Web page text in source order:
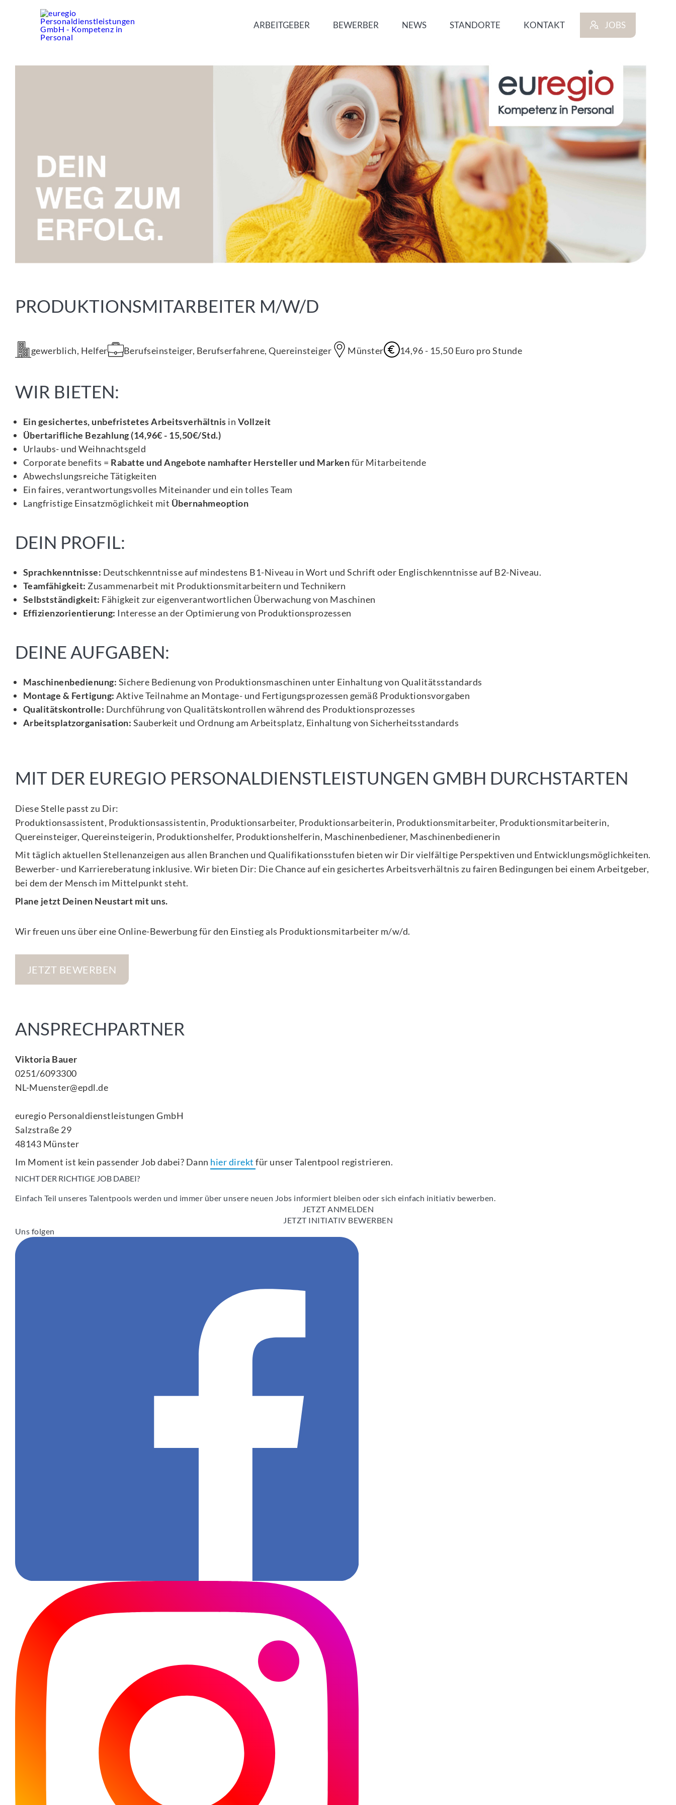
ARBEITGEBER BEWERBER NEWS STANDORTE KONTAKT JOBS
PRODUKTIONSMITARBEITER M/W/D
gewerblich, Helfer Berufseinsteiger, Berufserfahrene, Quereinsteiger Münster 14,96 - 15,50 Euro pro Stunde
WIR BIETEN:
Ein gesichertes, unbefristetes Arbeitsverhältnis in Vollzeit
Übertarifliche Bezahlung (14,96€ - 15,50€/Std.)
Urlaubs- und Weihnachtsgeld
Corporate benefits = Rabatte und Angebote namhafter Hersteller und Markenfür Mitarbeitende
Abwechslungsreiche Tätigkeiten
Ein faires, verantwortungsvolles Miteinander und ein tolles Team
Langfristige Einsatzmöglichkeit mit Übernahmeoption
DEIN PROFIL:
Sprachkenntnisse: Deutschkenntnisse auf mindestens B1-Niveau in Wort und Schrift oder Englischkenntnisse auf B2-Niveau.
Teamfähigkeit: Zusammenarbeit mit Produktionsmitarbeitern und Technikern
Selbstständigkeit: Fähigkeit zur eigenverantwortlichen Überwachung von Maschinen
Effizienzorientierung: Interesse an der Optimierung von Produktionsprozessen
DEINE AUFGABEN:
Maschinenbedienung: Sichere Bedienung von Produktionsmaschinen unter Einhaltung von Qualitätsstandards
Montage & Fertigung:Aktive Teilnahme an Montage- und Fertigungsprozessen gemäß Produktionsvorgaben
Qualitätskontrolle: Durchführung von Qualitätskontrollen während des Produktionsprozesses
Arbeitsplatzorganisation: Sauberkeit und Ordnung am Arbeitsplatz, Einhaltung von Sicherheitsstandards
MIT DER EUREGIO PERSONALDIENSTLEISTUNGEN GMBH DURCHSTARTEN
Diese Stelle passt zu Dir:
Produktionsassistent, Produktionsassistentin, Produktionsarbeiter, Produktionsarbeiterin, Produktionsmitarbeiter, Produktionsmitarbeiterin,
Quereinsteiger, Quereinsteigerin, Produktionshelfer, Produktionshelferin, Maschinenbediener, Maschinenbedienerin
Mit täglich aktuellen Stellenanzeigen aus allen Branchen und Qualifikationsstufen bieten wir Dir vielfältige Perspektiven und Entwicklungsmöglichkeiten.
Bewerber- und Karriereberatung inklusive. Wir bieten Dir: Die Chance auf ein gesichertes Arbeitsverhältnis zu fairen Bedingungen bei einem Arbeitgeber,
bei dem der Mensch im Mittelpunkt steht.
Plane jetzt Deinen Neustart mit uns.
Wir freuen uns über eine Online-Bewerbung für den Einstieg als Produktionsmitarbeiter m/w/d.
JETZT BEWERBEN
ANSPRECHPARTNER
Viktoria Bauer
0251/6093300
NL-Muenster@epdl.de
euregio Personaldienstleistungen GmbH
Salzstraße 29
48143 Münster
Im Moment ist kein passender Job dabei? Dann hier direktfür unser Talentpool registrieren.
NICHT DER RICHTIGE JOB DABEI?
Einfach Teil unseres Talentpools werden und immer über unsere neuen Jobs informiert bleiben oder sich einfach initiativ bewerben.
JETZT ANMELDEN
JETZT INITIATIV BEWERBEN
Uns folgen